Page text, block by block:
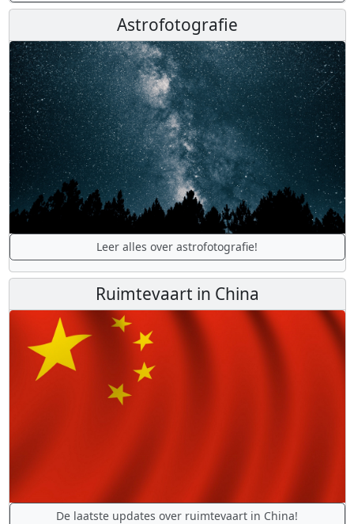
Astrofotografie
Leer alles over astrofotografie!
Ruimtevaart in China
De laatste updates over ruimtevaart in China!